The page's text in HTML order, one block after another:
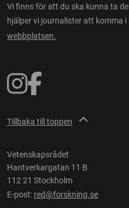
Vi finns för att du ska kunna ta
hjälper vi journalister att komma
webbplatsen.
Tillbaka till toppen
Vetenskapsrådet
Hantverkargatan 11 B
112 21 Stockholm
E-post: red@forskning.se